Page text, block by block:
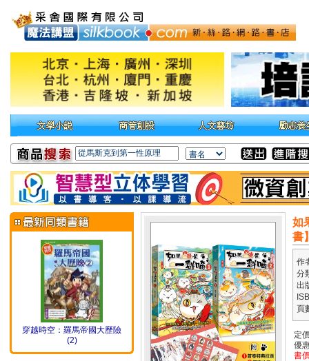
穿越時空：羅馬帝國大歷險
(2)
如
書
作
分
出
頁
定
優
書